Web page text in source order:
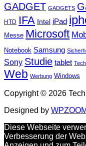
GADGET GADGETS
HTD IFA Intel iPad
Messe Microsoft
Notebook Samsung
Sony Studie tablet
Web Werbung Windows
Copyright © 2026
Designed by WPZOOM
Diese Webseite
Verbesserung der